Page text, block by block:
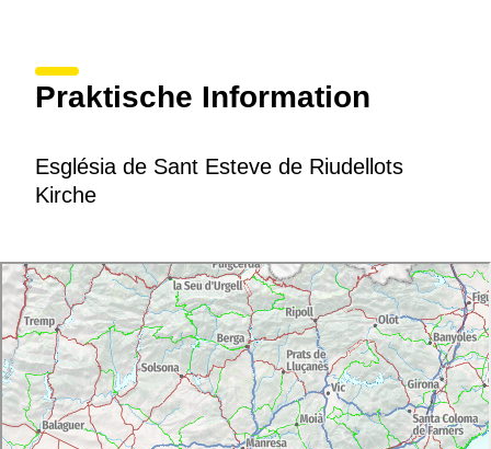
Praktische Information
Església de Sant Esteve de Riudellots
Kirche